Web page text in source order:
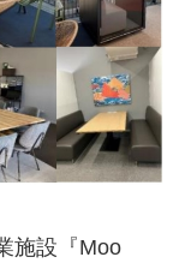
施設『Moo